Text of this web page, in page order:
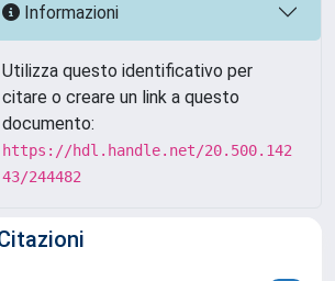
Informazioni
Utilizza questo identificativo per
citare o creare un link a questo
documento:
https://hdl.handle.net/20.500.142
43/244482